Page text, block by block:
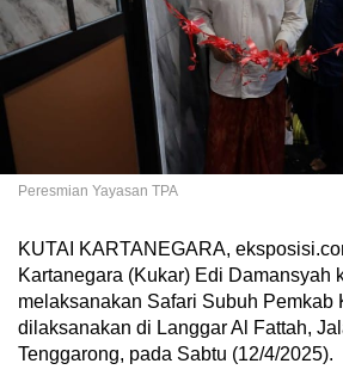
Peresmian Yayasan TPA
KUTAI KARTANEGARA,
Kartanegara (Kukar) Edi Damansyah
melaksanakan Safari Subuh Pemkab
dilaksanakan di Langgar Al Fattah,
Tenggarong, pada Sabtu (12/4/2025).